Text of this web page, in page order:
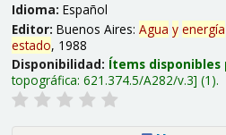
Idioma: Español
Editor: Buenos Aires: Agua y energía
estado, 1988
Disponibilidad: Ítems
topográfica: 621.374.5/A282/v.3 (1).